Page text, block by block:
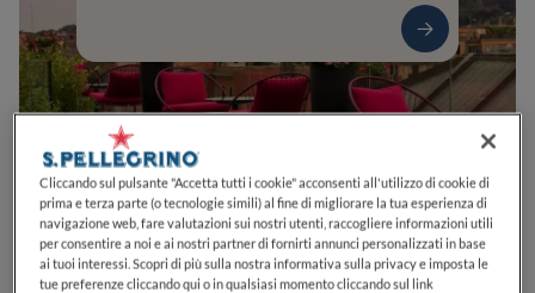
0 0 0 0 0
Cliccando sul pulsante "Accetta tutti i cookie" acconsenti all'utilizzo di cookie di
prima e terza parte (o tecnologie simili) al fine di migliorare la tua esperienza di
navigazione web, fare valutazioni sui nostri utenti, raccogliere informazioni utili
per consentire a noi e ai nostri partner di fornirti annunci personalizzati in base
ai tuoi interessi. Scopri di più sulla nostra informativa sulla privacy e imposta le
tue preferenze cliccando qui o in qualsiasi momento cliccando sul link